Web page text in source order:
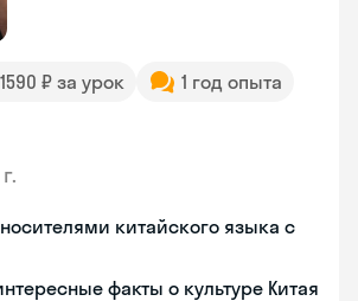
₽ за урок
1 год опыта
носителями китайского языка с
факты о культуре Китая